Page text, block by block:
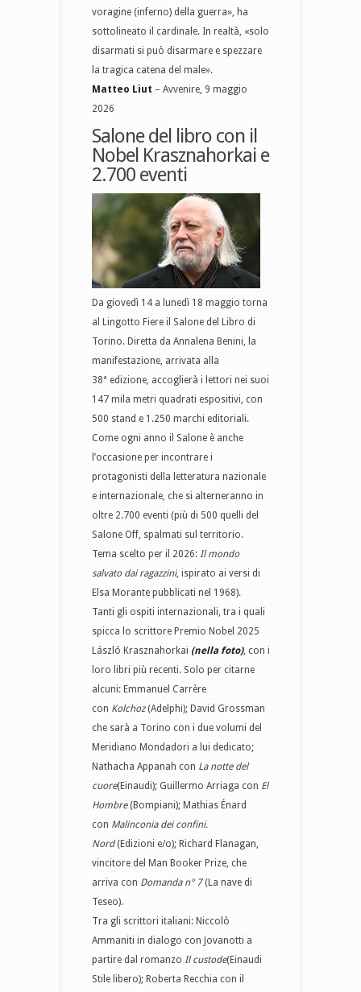
voragine (inferno) della guerra», ha
sottolineato il cardinale. In realtà, «solo
disarmati si può disarmare e spezzare
la tragica catena del male».
Matteo Liut – Avvenire, 9 maggio
2026
Salone del libro con il
Nobel Krasznahorkai e
2.700 eventi
Da giovedì 14 a lunedì 18 maggio torna
al Lingotto Fiere il Salone del Libro di
Torino. Diretta da Annalena Benini, la
manifestazione, arrivata alla
38ª edizione, accoglierà i lettori nei suoi
147 mila metri quadrati espositivi, con
500 stand e 1.250 marchi editoriali.
Come ogni anno il Salone è anche
l’occasione per incontrare i
protagonisti della letteratura nazionale
e internazionale, che si alterneranno in
oltre 2.700 eventi (più di 500 quelli del
Salone Off, spalmati sul territorio.
Tema scelto per il 2026: Il mondo
salvato dai ragazzini, ispirato ai versi di
Elsa Morante pubblicati nel 1968).
Tanti gli ospiti internazionali, tra i quali
spicca lo scrittore Premio Nobel 2025
László Krasznahorkai (nella foto), con i
loro libri più recenti. Solo per citarne
alcuni: Emmanuel Carrère
con Kolchoz(Adelphi); David Grossman
che sarà a Torino con i due volumi del
Meridiano Mondadori a lui dedicato;
Nathacha Appanah con La notte del
cuore(Einaudi); Guillermo Arriaga con El
Hombre(Bompiani); Mathias Énard
con Malinconia dei confini.
Nord(Edizioni e/o); Richard Flanagan,
vincitore del Man Booker Prize, che
arriva con Domanda n° 7(La nave di
Teseo).
Tra gli scrittori italiani: Niccolò
Ammaniti in dialogo con Jovanotti a
partire dal romanzo Il custode(Einaudi
Stile libero); Roberta Recchia con il